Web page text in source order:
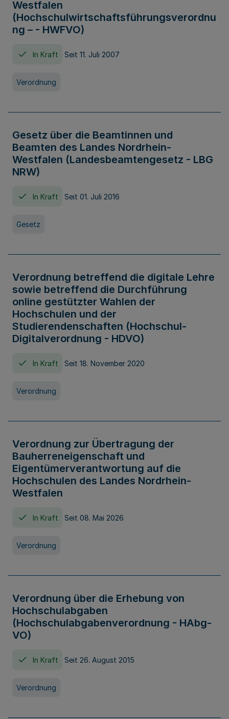
Westfalen
(Hochschulwirtschaftsführungsverordnu
ng – - HWFVO)
In Kraft Seit 11. Juli 2007
Verordnung
Gesetz über die Beamtinnen und
Beamten des Landes Nordrhein-
Westfalen (Landesbeamtengesetz - LBG
NRW)
In Kraft Seit 01. Juli 2016
Gesetz
Verordnung betreffend die digitale Lehre
sowie betreffend die Durchführung
online gestützter Wahlen der
Hochschulen und der
Studierendenschaften (Hochschul-
Digitalverordnung - HDVO)
In Kraft Seit 18. November 2020
Verordnung
Verordnung zur Übertragung der
Bauherreneigenschaft und
Eigentümerverantwortung auf die
Hochschulen des Landes Nordrhein-
Westfalen
In Kraft Seit 08. Mai 2026
Verordnung
Verordnung über die Erhebung von
Hochschulabgaben
(Hochschulabgabenverordnung - HAbg-
VO)
In Kraft Seit 26. August 2015
Verordnung